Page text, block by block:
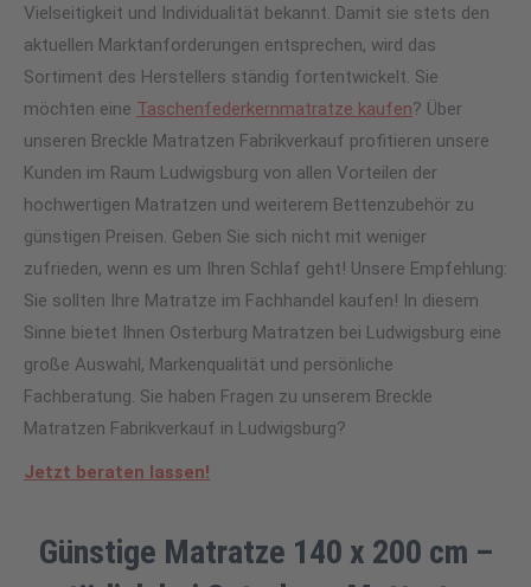
Vielseitigkeit und Individualität bekannt. Damit sie stets den
aktuellen Marktanforderungen entsprechen, wird das
Sortiment des Herstellers ständig fortentwickelt. Sie
möchten eine Taschenfederkernmatratze kaufen? Über
unseren Breckle Matratzen Fabrikverkauf profitieren unsere
Kunden im Raum Ludwigsburg von allen Vorteilen der
hochwertigen Matratzen und weiterem Bettenzubehör zu
günstigen Preisen. Geben Sie sich nicht mit weniger
zufrieden, wenn es um Ihren Schlaf geht! Unsere Empfehlung:
Sie sollten Ihre Matratze im Fachhandel kaufen! In diesem
Sinne bietet Ihnen Osterburg Matratzen bei Ludwigsburg eine
große Auswahl, Markenqualität und persönliche
Fachberatung. Sie haben Fragen zu unserem Breckle
Matratzen Fabrikverkauf in Ludwigsburg?
Jetzt beraten lassen!
Günstige Matratze 140 x 200 cm –